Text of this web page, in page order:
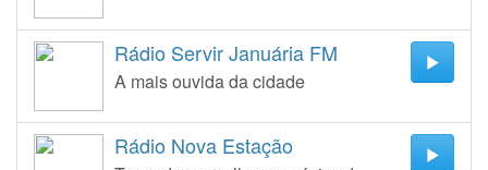
Rádio Servir Januária FM
A mais ouvida da cidade
Rádio Nova Estação